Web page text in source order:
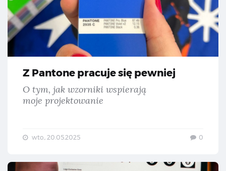
Z Pantone pracuje się pewniej
O tym, jak wzorniki wspierają
moje projektowanie
wto., 20.05.2025 0